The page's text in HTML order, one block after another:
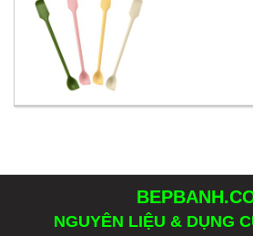
NGUYÊN LIỆU & DỤNG